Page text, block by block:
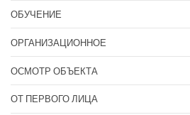
ОБУЧЕНИЕ
ОРГАНИЗАЦИОННОЕ
ОСМОТР ОБЪЕКТА
ОТ ПЕРВОГО ЛИЦА